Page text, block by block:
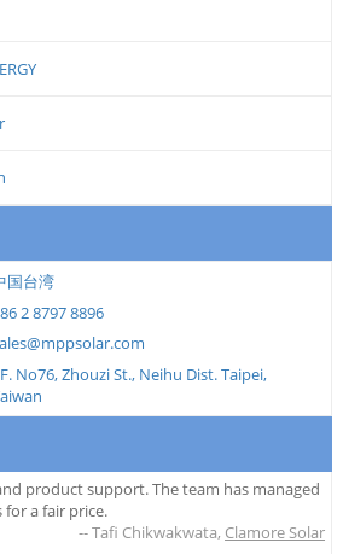
国台湾
2 8797 8896
No76, Zhouzi St., Neihu Dist. Taipei,
product support. The team has managed
a fair price.
--Tafi Chikwakwata, Clamore Solar